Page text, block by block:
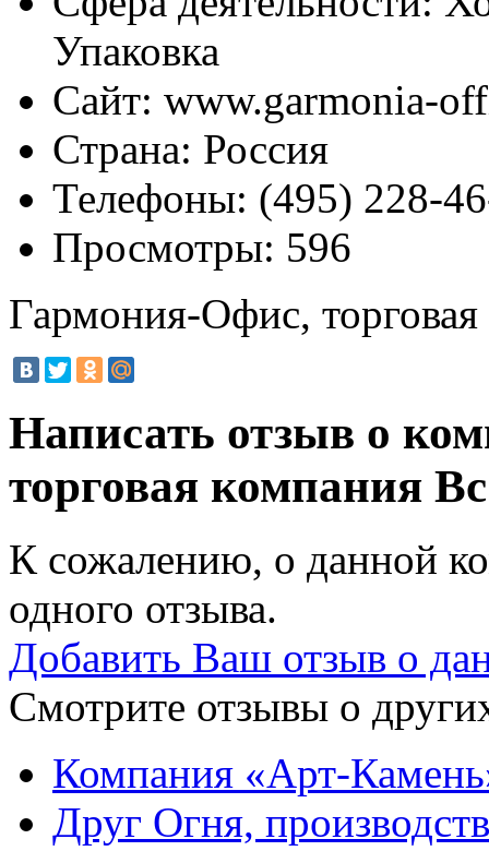
Упаковка
Сайт: www.garmonia-
Страна: Россия
Телефоны: (495) 228-
Просмотры: 596
Гармония-Офис,
Написать отзыв о
торговая компания
К сожалению, о данной
одного отзыва.
Добавить Ваш отзыв о
Смотрите отзывы о
Компания «Арт-
Друг Огня,